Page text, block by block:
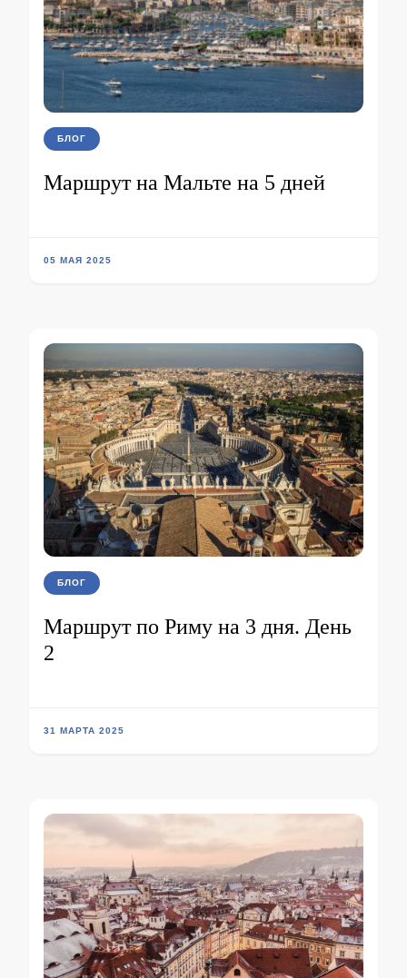
БЛОГ
Маршрут на Мальте на 5 дней
05 МАЯ 2025
БЛОГ
Маршрут по Риму на 3 дня. День
2
31 МАРТА 2025